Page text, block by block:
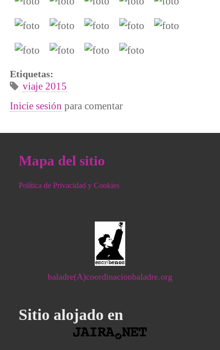
Etiquetas:
viaje 2015
Inicie sesión para comentar
Mapa del sitio
Política de Privacidad y Cookies
baladre(A)coordinacionbaladre.org
Sitio alojado en